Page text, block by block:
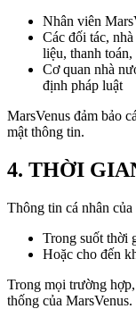
Nhân viên
Các đối tác,
liệu, thanh
Cơ quan nhà
định pháp luật
MarsVenus đảm bảo
mật thông tin.
4. THỜI
Thông tin cá nhân
Trong suốt thời
Hoặc cho đến
Trong mọi trường
thống của MarsVenus.